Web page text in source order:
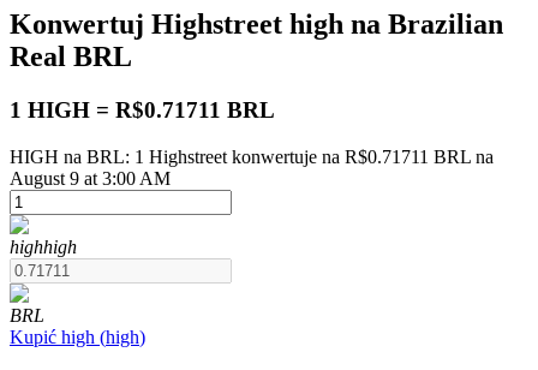
Kontrakty terminowe na USDT
Konwertuj Highstreet high na Brazilian
Real BRL
1 HIGH = R$0.71711 BRL
HIGH na BRL: 1 Highstreet konwertuje na R$0.71711 BRL na
August 9 at 3:00 AM
highhigh
BRL
Kupić high (high)